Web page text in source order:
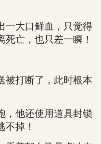
大口鲜血，只觉得
亡，也只差一瞬！
打断了，此时根本
他还使用道具封锁
不掉！